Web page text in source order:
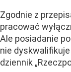
Zgodnie z
pracować
Ale posiadanie
nie
dziennik